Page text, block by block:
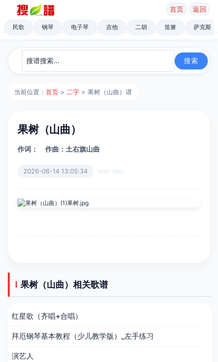
首页 返回
民歌 钢琴 电子琴 吉他 二胡 笛箫 萨克斯
当前位置：首页 > 二字 > 果树（山曲）谱
果树（山曲）
作词： 作曲：土右旗山曲
2026-06-14 13:05:34
果树（山曲）相关歌谱
红星歌（齐唱+合唱）
拜厄钢琴基本教程（少儿教学版）_左手练习
演艺人